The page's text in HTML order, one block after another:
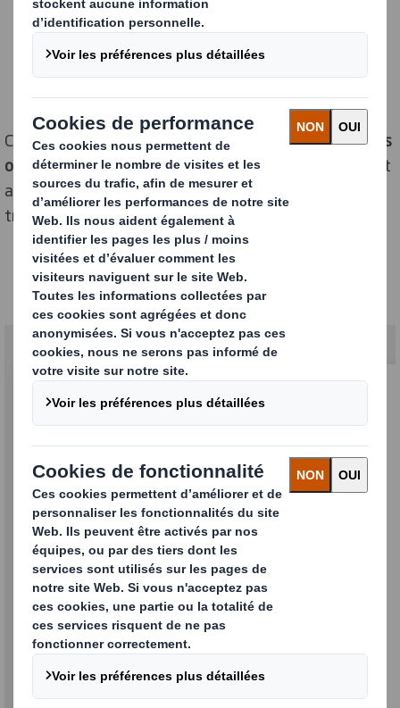
Cette solution d’emballage à base de fibresaccélère les
opérations de déballage jusqu’à quatre fois
par rapport
aux solutions précédentes. De plus, les boîtes de
transport sont faciles à plier après utilisation.
FamiFarm